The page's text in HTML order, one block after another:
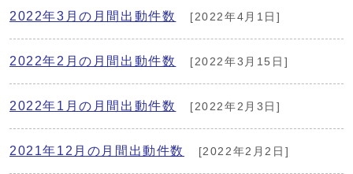
2022年3月の月間出動件数 [2022年4月1日]
2022年2月の月間出動件数 [2022年3月15日]
2022年1月の月間出動件数 [2022年2月3日]
2021年12月の月間出動件数 [2022年2月2日]